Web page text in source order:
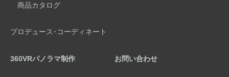
商品カタログ
プロデュース･コーディネート
360VRパノラマ制作 お問い合わせ